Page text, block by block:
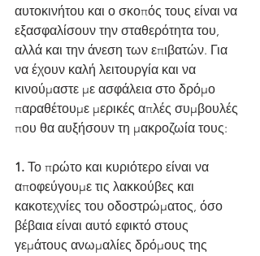
αυτοκινήτου και ο σκοπός τους είναι να
εξασφαλίσουν την σταθερότητα του,
αλλά και την άνεση των επιβατών. Για
να έχουν καλή λειτουργία και να
κινούμαστε με ασφάλεια στο δρόμο
παραθέτουμε μερικές απλές συμβουλές
που θα αυξήσουν τη μακροζωία τους:
1. Το πρώτο και κυριότερο είναι να
αποφεύγουμε τις λακκούβες και
κακοτεχνίες του οδοστρώματος, όσο
βέβαια είναι αυτό εφικτό στους
γεμάτους ανωμαλίες δρόμους της